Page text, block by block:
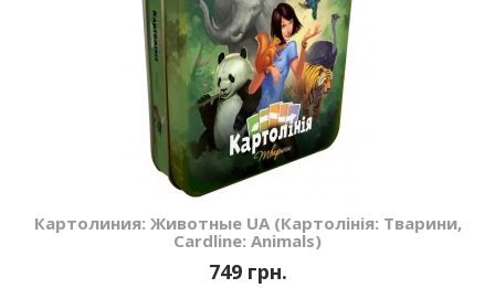
Картолиния: Животные UA (Картолінія: Тварини,
Cardline: Animals)
749 грн.